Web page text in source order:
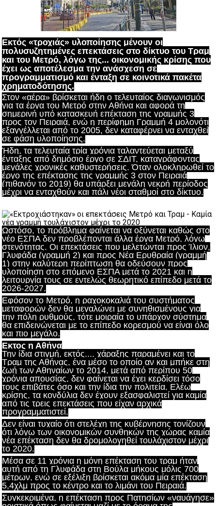
Εκτός «τροχιάς» υλοποίησης μένουν οι
πολυσυζητημένες επεκτάσεις στο δίκτυο του Τραμ
και του Μετρό, λόγω της... οικονομικής κρίσης που
έχει ως αποτέλεσμα την ανάσχεση σε
προγραμματισμό και ένταξη σε κοινοτικά πακέτα
χρηματοδότησης.
Στον «αέρα» βρίσκεται ήδη ο τελευταίος διαγωνισμός
για τα έργα του Μετρό στην Αθήνα και αφορά τη
σημερινή υπό κατασκευή επέκταση της γραμμής 3
προς τον Πειραιά, ενώ η περίφημη Γραμμή 4 μολονότι
εξαγγέλλεται από το 2005, δεν καταφέρνει να ενταχθεί
σε φάση υλοποίησης.
Ήδη, τα τελευταία τρία χρόνια ταλαντεύεται μεταξύ
ένταξης από δημόσιο έργο σε ΣΔΙΤ, καταγράφοντας
μεγάλες χρονικές καθυστερήσεις. Όταν ολοκληρωθεί το
έργο της επέκτασης της γραμμής 3 στον Πειραιά
(πιθανόν το 2019) θα υπάρξει μεγάλη νεκρή περίοδος
μέχρι να ενταχθούν και πάλι νέοι σταθμοί στο δίκτυο.
Ωστόσο, το πρόβλημα φαίνεται να οξύνεται καθώς στο
νέο ΕΣΠΑ δεν προβλέπονται άλλα έργα Μετρό, λόγω
στενότητας. Οι επεκτάσεις που μελετώνται προς Ίλιον,
Γλυφάδα (γραμμή 2) και προς Νέα Ερυθραία (γραμμή
1) στην καλύτερη περίπτωση θα οδεύσουν προς
υλοποίηση στο επόμενο ΕΣΠΑ μετά το 2021 και η
λειτουργία τους σε εντελώς θεωρητικό επίπεδο μετά το
2026-2027.
Εφόσον το Μετρό, η ραχοκοκαλιά του συστήματος
μεταφορών δεν θα μεγαλώνει με συνηθισμένους για
την πόλη ρυθμούς, τότε μοιραία το υπάρχον σύστημα
θα επιδεινώνεται με το επίπεδο κορεσμού να είναι όλο
και πιο μεγάλο.
Εκτος η Αθήνα
Την ίδια στιγμή, εκτός.... χάραξης παραμένει και το
Τραμ της Αθήνας, ένα μέσο το οποίο αν και μπήκε στη
ζωή των Αθηναίων το 2014, μετά από περίπου 50
χρόνια απουσίας, δεν φαίνεται να έχει κερδίσει τόσο
τους επιβάτες όσο και την ίδια την πολιτεία. Ελέω
κρίσης, τα κονδύλια δεν έχουν εξασφαλιστεί για καμία
από τις τρεις επεκτάσεις που είχαν αρχικά
προγραμματιστεί.
Δεν είναι τυχαίο ότι στελέχη της κυβέρνησης τονίζουν
ότι λόγω των οικονομικών συνθηκών της χώρας καμία
νέα επέκταση δεν θα δρομολογηθεί τουλάχιστον μέχρι
το 2020.
Μέσα σε 11 χρόνια η μόνη επέκταση του τραμ ήταν
αυτή από τη Γλυφάδα στη Βούλα μήκους μόλις 700
μέτρων, ενώ σε εξέλιξη βρίσκεται ακόμα μία επέκταση
5,4χλμ προς το κέντρο και το λιμάνι του Πειραιά.
Συγκεκριμένα, η επέκταση προς Πατησίων «ναυάγησε»